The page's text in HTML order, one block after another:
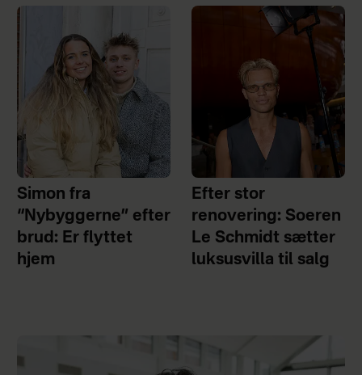
Simon fra
“Nybyggerne” efter
brud: Er flyttet
hjem
Efter stor
renovering: Soeren
Le Schmidt sætter
luksusvilla til salg